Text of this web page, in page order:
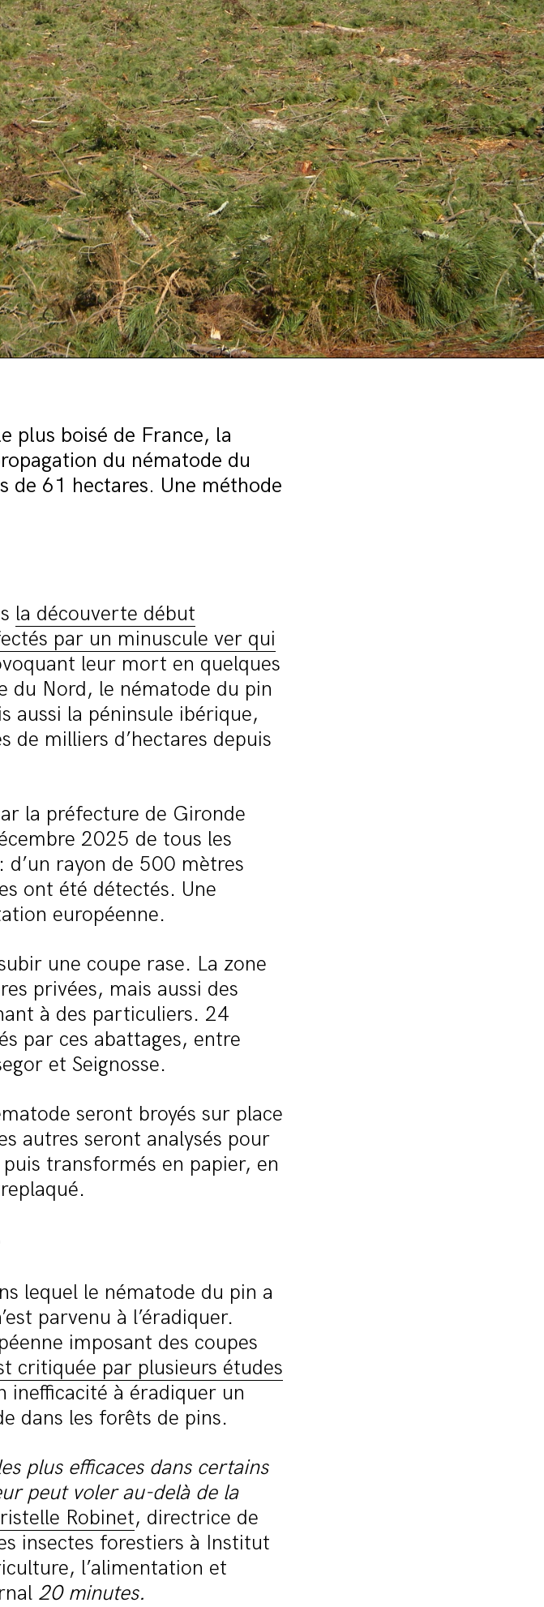
plus boisé de France, la
du nématode du
de 61 hectares. Une méthode
la découverte début
par un minuscule ver qui
leur mort en quelques
du Nord, le nématode du pin
aussi la péninsule ibérique,
de milliers d’hectares depuis
la préfecture de Gironde
2025 de tous les
rayon de 500 mètres
ont été détectés. Une
européenne.
une coupe rase. La zone
privées, mais aussi des
à des particuliers. 24
par ces abattages, entre
et Seignosse.
seront broyés sur place
autres seront analysés pour
transformés en papier, en
lequel le nématode du pin a
parvenu à l’éradiquer.
imposant des coupes
critiquée par plusieurs études
inefficacité à éradiquer un
dans les forêts de pins.
plus efficaces dans certains
peut voler au-delà de la
Robinet, directrice de
insectes forestiers à Institut
l’alimentation et
20 minutes.